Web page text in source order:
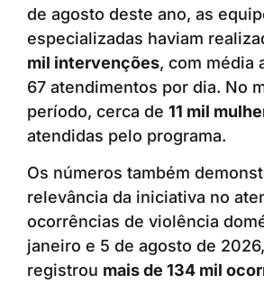
de agosto deste ano, as
especializadas haviam
mil intervenções, com média
67 atendimentos por dia. No
período, cerca de 11 mil
atendidas pelo programa.
Os números também
relevância da iniciativa no
ocorrências de violência
janeiro e 5 de agosto de
registrou mais de 134 mil